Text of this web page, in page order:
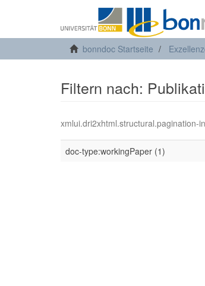
bonndoc Startseite
Filtern nach:
xmlui.dri2xhtml.structural.pagination-
doc-type:workingPaper (1)